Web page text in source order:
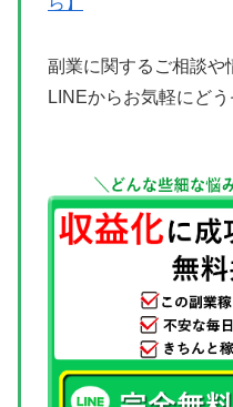
副業に関するご相談や
LINEからお気軽にどう